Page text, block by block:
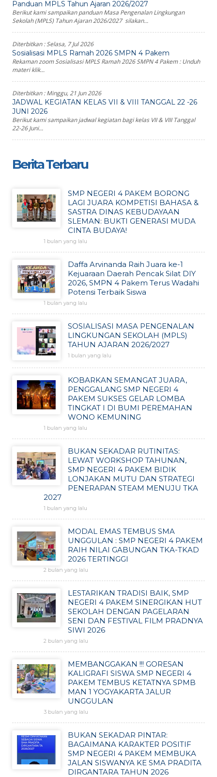
Panduan MPLS Tahun Ajaran 2026/2027
Berikut kami sampaikan panduan Masa Pengenalan Lingkungan
Sekolah (MPLS) Tahun Ajaran 2026/2027 silakan...
Diterbitkan :Selasa, 7 Jul 2026
Sosialisasi MPLS Ramah 2026 SMPN 4 Pakem
Rekaman zoom Sosialisasi MPLS Ramah 2026 SMPN 4 Pakem : Unduh
materi klik...
Diterbitkan :Minggu, 21 Jun 2026
JADWAL KEGIATAN KELAS VII & VIII TANGGAL 22 -26
JUNI 2026
Berikut kami sampaikan jadwal kegiatan bagi kelas VII & VIII Tanggal
22-26 Juni...
Berita Terbaru
SMP NEGERI 4 PAKEM BORONG
LAGI JUARA KOMPETISI BAHASA &
SASTRA DINAS KEBUDAYAAN
SLEMAN: BUKTI GENERASI MUDA
CINTA BUDAYA!
1 bulan yang lalu
Daffa Arvinanda Raih Juara ke-1
Kejuaraan Daerah Pencak Silat DIY
2026, SMPN 4 Pakem Terus Wadahi
Potensi Terbaik Siswa
1 bulan yang lalu
SOSIALISASI MASA PENGENALAN
LINGKUNGAN SEKOLAH (MPLS)
TAHUN AJARAN 2026/2027
1 bulan yang lalu
KOBARKAN SEMANGAT JUARA,
PENGGALANG SMP NEGERI 4
PAKEM SUKSES GELAR LOMBA
TINGKAT I DI BUMI PEREMAHAN
WONO KEMUNING
1 bulan yang lalu
BUKAN SEKADAR RUTINITAS:
LEWAT WORKSHOP TAHUNAN,
SMP NEGERI 4 PAKEM BIDIK
LONJAKAN MUTU DAN STRATEGI
PENERAPAN STEAM MENUJU TKA
2027
1 bulan yang lalu
MODAL EMAS TEMBUS SMA
UNGGULAN : SMP NEGERI 4 PAKEM
RAIH NILAI GABUNGAN TKA-TKAD
2026 TERTINGGI
2 bulan yang lalu
LESTARIKAN TRADISI BAIK, SMP
NEGERI 4 PAKEM SINERGIKAN HUT
SEKOLAH DENGAN PAGELARAN
SENI DAN FESTIVAL FILM PRADNYA
SIWI 2026
2 bulan yang lalu
MEMBANGGAKAN !!! GORESAN
KALIGRAFI SISWA SMP NEGERI 4
PAKEM TEMBUS KETATNYA SPMB
MAN 1 YOGYAKARTA JALUR
UNGGULAN
3 bulan yang lalu
BUKAN SEKADAR PINTAR:
BAGAIMANA KARAKTER POSITIF
SMP NEGERI 4 PAKEM MEMBUKA
JALAN SISWANYA KE SMA PRADITA
DIRGANTARA TAHUN 2026